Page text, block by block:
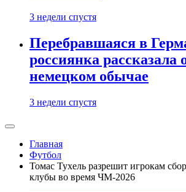
3 недели спустя
Перебравшаяся в
россиянка рассказала
немецком обычае
3 недели спустя
Главная
Футбол
Томас Тухель разрешит игрокам
клубы во время ЧМ-2026